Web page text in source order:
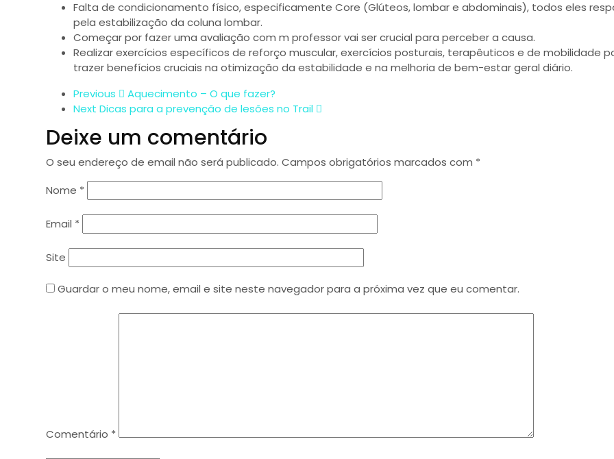
Falta de condicionamento físico, especificamente Core (Glúteos, lombar e abdominais), todos eles
pela estabilização da coluna lombar.
Começar por fazer uma avaliação com m professor vai ser crucial para perceber a causa.
Realizar exercícios específicos de reforço muscular, exercícios posturais, terapêuticos e de mobilidade
trazer benefícios cruciais na otimização da estabilidade e na melhoria de bem-estar geral diário.
Previous
Aquecimento – O que fazer?
Next Dicas para a prevenção de lesões no Trail
Deixe um comentário
O seu endereço de email não será publicado. Campos obrigatórios marcados com *
Nome *
Email *
Site
Guardar o meu nome, email e site neste navegador para a próxima vez que eu comentar.
Comentário *